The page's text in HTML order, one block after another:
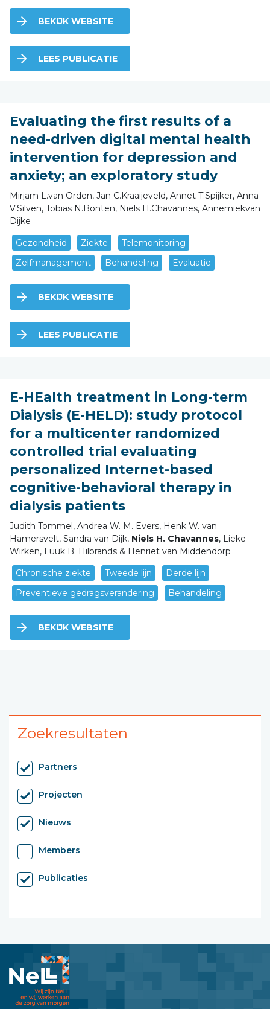
BEKIJK WEBSITE
LEES PUBLICATIE
Evaluating the first results of a
need-driven digital mental health
intervention for depression and
anxiety; an exploratory study
Mirjam L.van Orden, Jan C.Kraaijeveld, Annet T.Spijker, Anna
V.Silven, Tobias N.Bonten, Niels H.Chavannes, Annemiekvan
Dijke
Gezondheid
Ziekte
Telemonitoring
Zelfmanagement
Behandeling Evaluatie
BEKIJK WEBSITE
LEES PUBLICATIE
E-HEalth treatment in Long-term
Dialysis (E-HELD): study protocol
for a multicenter randomized
controlled trial evaluating
personalized Internet-based
cognitive-behavioral therapy in
dialysis patients
Judith Tommel, Andrea W. M. Evers, Henk W. van
Hamersvelt, Sandra van Dijk, Niels H. Chavannes, Lieke
Wirken, Luuk B. Hilbrands & Henriët van Middendorp
Chronische ziekte
Tweede lijn
Derde lijn
Preventieve gedragsverandering
Behandeling
BEKIJK WEBSITE
Zoekresultaten
Projecten
Nieuws
Members
Partners
Publicaties